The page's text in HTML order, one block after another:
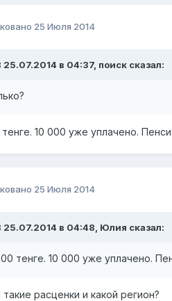
25 Июля 2014
25.07.2014 в 04:37, поиск сказал:
10 000 уже уплачено.
25 Июля 2014
25.07.2014 в 04:48, Юлия сказал:
тенге. 10 000 уже уплачено.
такие расценки и какой регион?